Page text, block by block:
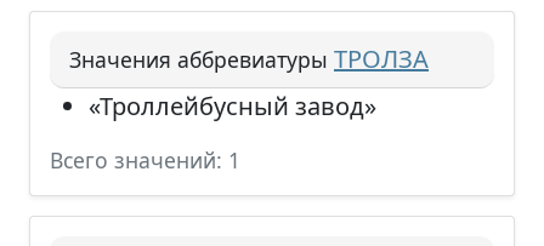
Значения аббревиатуры ТРОЛЗА
«Троллейбусный завод»
Всего значений: 1